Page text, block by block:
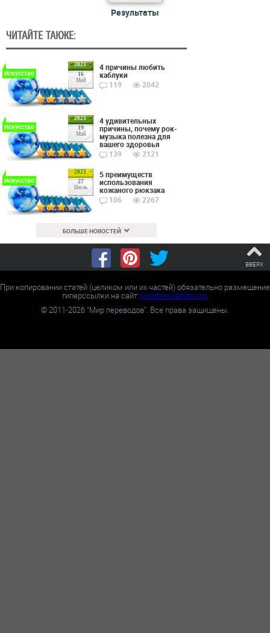
Результаты
ЧИТАЙТЕ ТАКЖЕ:
2023
16
Май
Искусство
4 причины любить
каблуки
119
2042
2023
19
Май
Искусство
4 удивительных
причины, почему рок-
музыка полезна для
вашего здоровья
139
2121
2023
27
Июль
Искусство
5 преимуществ
использования
кожаного рюкзака
106
2267
БОЛЬШЕ НОВОСТЕЙ
ВВЕРХ
При копировании статей (целиком или их частей) обязательно размещение
гиперссылки на сайтworldtranslation.org.
©2011-2026 "Мир переводов". Все права защищены.